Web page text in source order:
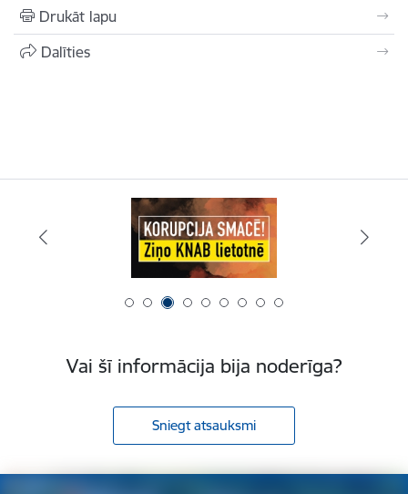
Drukāt lapu
Dalīties
Vai šī informācija bija noderīga?
Sniegt atsauksmi